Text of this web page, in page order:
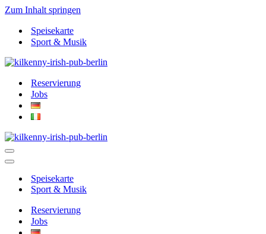
Zum Inhalt springen
Speisekarte
Sport & Musik
Reservierung
Jobs
Navigationsmenü
Navigationsmenü
Speisekarte
Sport & Musik
Reservierung
Jobs